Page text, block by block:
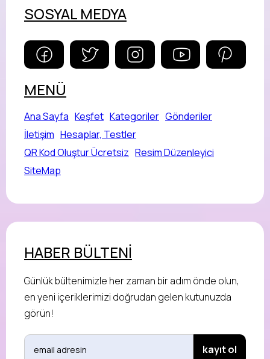
SOSYAL MEDYA
MENÜ
Ana Sayfa Keşfet Kategoriler Gönderiler
İletişim Hesaplar, Testler
QR Kod Oluştur Ücretsiz Resim Düzenleyici
SiteMap
HABER BÜLTENİ
Günlük bültenimizle her zaman bir adım önde olun,
en yeni içeriklerimizi doğrudan gelen kutunuzda
görün!